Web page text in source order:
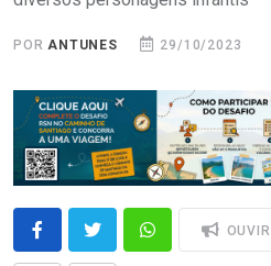
PORANTUNES 29/10/2023